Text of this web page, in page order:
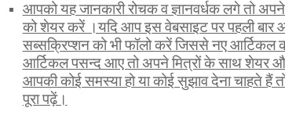
आपको यह जानकारी रोचक व ज्ञानवर्धक लगे तो
को शेयर करें ।यदि आप इस वेबसाइट पर पहली बार
सब्सक्रिप्शन को भी फॉलो करें जिससे नए
आर्टिकल पसन्द आए तो अपने मित्रों के साथ शेयर
आपकी कोई समस्या हो या कोई सुझाव देना चाहते
पूरा पढ़ें।